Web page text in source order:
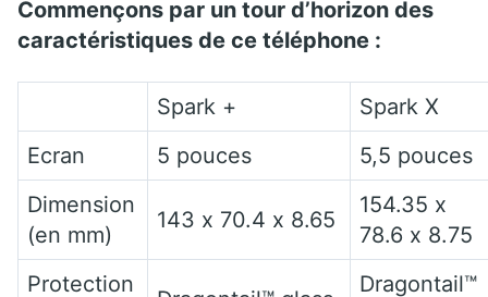
Commençons par un tour d’horizon des
caractéristiques de ce téléphone :
Spark +
Spark X
Ecran
5 pouces
5,5 pouces
Dimension
(en mm)
143 x 70.4 x 8.65
154.35 x
78.6 x 8.75
Protection
Dragontail™